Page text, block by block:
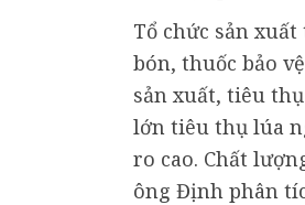
Tổ chức sản
bón, thuốc bảo
sản xuất, tiêu
lớn tiêu thụ lúa
ro cao. Chất
ông Định phân